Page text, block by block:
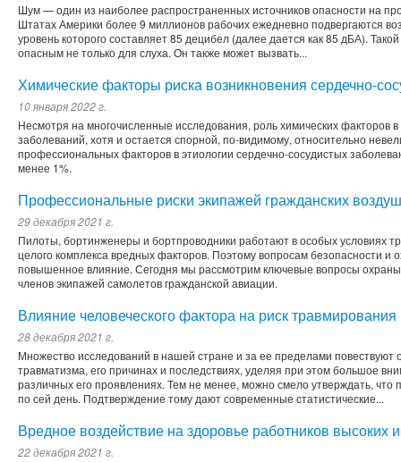
Шум — один из наиболее распространенных источников опасности на
Штатах Америки более 9 миллионов рабочих ежедневно подвергаются
уровень которого составляет 85 децибел (далее дается как 85 дБА).
опасным не только для слуха. Он также может вызвать...
Химические факторы риска возникновения сердечно-
10 января 2022 г.
Несмотря на многочисленные исследования, роль химических факторов
заболеваний, хотя и остается спорной, по-видимому, относительно
профессиональных факторов в этиологии сердечно-сосудистых
менее 1%.
Профессиональные риски экипажей гражданских
29 декабря 2021 г.
Пилоты, бортинженеры и бортпроводники работают в особых условиях
целого комплекса вредных факторов. Поэтому вопросам безопасности и
повышенное влияние. Сегодня мы рассмотрим ключевые вопросы охраны
членов экипажей самолетов гражданской авиации.
Влияние человеческого фактора на риск травмирования
28 декабря 2021 г.
Множество исследований в нашей стране и за ее пределами повествуют
травматизма, его причинах и последствиях, уделяя при этом большое
различных его проявлениях. Тем не менее, можно смело утверждать, что
по сей день. Подтверждение тому дают современные статистические...
Вредное воздействие на здоровье работников высоких
22 декабря 2021 г.